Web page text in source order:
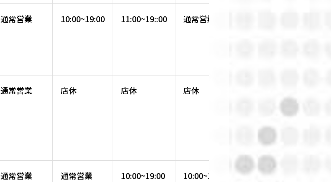
通常営業 10:00~19:00 11:00~19::00 通常営業
通常営業 店休 店休 店休
通常営業 通常営業 10:00~19:00 10:00~19:00 10:00~19:00